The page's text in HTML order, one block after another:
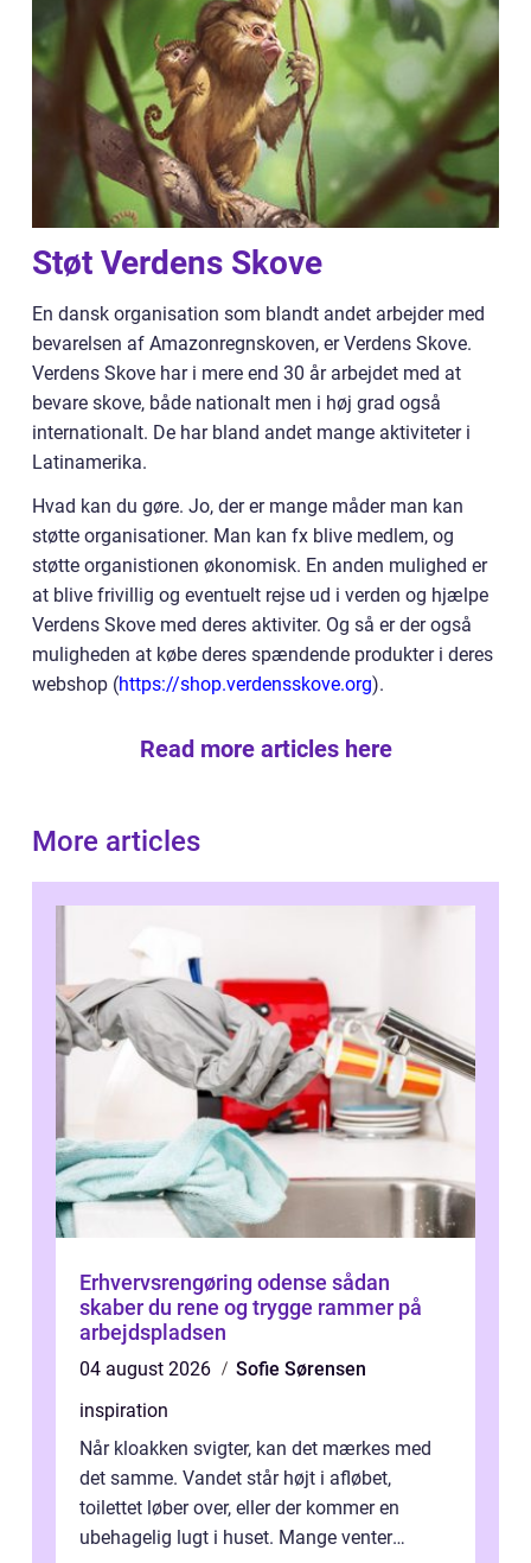
Støt Verdens Skove
En dansk organisation som blandt andet arbejder med
bevarelsen af Amazonregnskoven, er Verdens Skove.
Verdens Skove har i mere end 30 år arbejdet med at
bevare skove, både nationalt men i høj grad også
internationalt. De har bland andet mange aktiviteter i
Latinamerika.
Hvad kan du gøre. Jo, der er mange måder man kan
støtte organisationer. Man kan fx blive medlem, og
støtte organistionen økonomisk. En anden mulighed er
at blive frivillig og eventuelt rejse ud i verden og hjælpe
Verdens Skove med deres aktiviter. Og så er der også
muligheden at købe deres spændende produkter i deres
webshop (https://shop.verdensskove.org).
Read more articles here
More articles
Erhvervsrengøring odense sådan
skaber du rene og trygge rammer på
arbejdspladsen
04 august 2026
Sofie Sørensen
inspiration
Når kloakken svigter, kan det mærkes med
det samme. Vandet står højt i afløbet,
toilettet løber over, eller der kommer en
ubehagelig lugt i huset. Mange venter